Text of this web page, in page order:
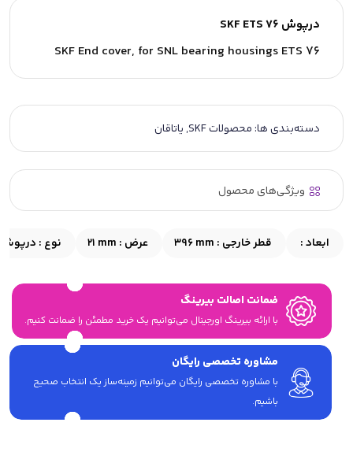
درپوش SKF ETS 76
SKF End cover, for SNL bearing housings ETS 76
دسته‌بندی ها: محصولات SKF ,یاتاقان
ویژگی‌های محصول
ابعاد : قطر خارجی : 396 mm عرض : 21 mm نوع : درپوش
ضمانت اصالت بیرینگ
با ارائه بیرینگ اورجینال می‎‌توانیم یک خرید مطمئن را ضمانت کنیم.
مشاوره تخصصی رایگان
با مشاوره تخصصی رایگان می‌توانیم زمینه‌ساز یک انتخاب صحیح
باشیم.